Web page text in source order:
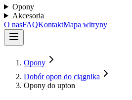
Opony
Akcesoria
O nasFAQKontaktMapa witryny
Opony
Dobór opon do ciągnika
Opony do upton